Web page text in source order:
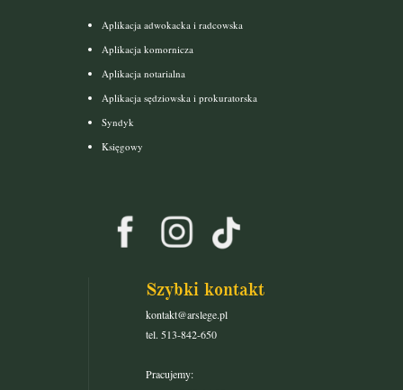
Aplikacja adwokacka i radcowska
Aplikacja komornicza
Aplikacja notarialna
Aplikacja sędziowska i prokuratorska
Syndyk
Księgowy
Szybki kontakt
kontakt@arslege.pl
tel. 513-842-650
Pracujemy: